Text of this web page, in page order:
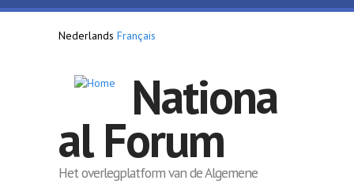
Overslaan en naar de inhoud gaan
Nederlands Français
Nationa
al Forum
Het overlegplatform van de Algemene